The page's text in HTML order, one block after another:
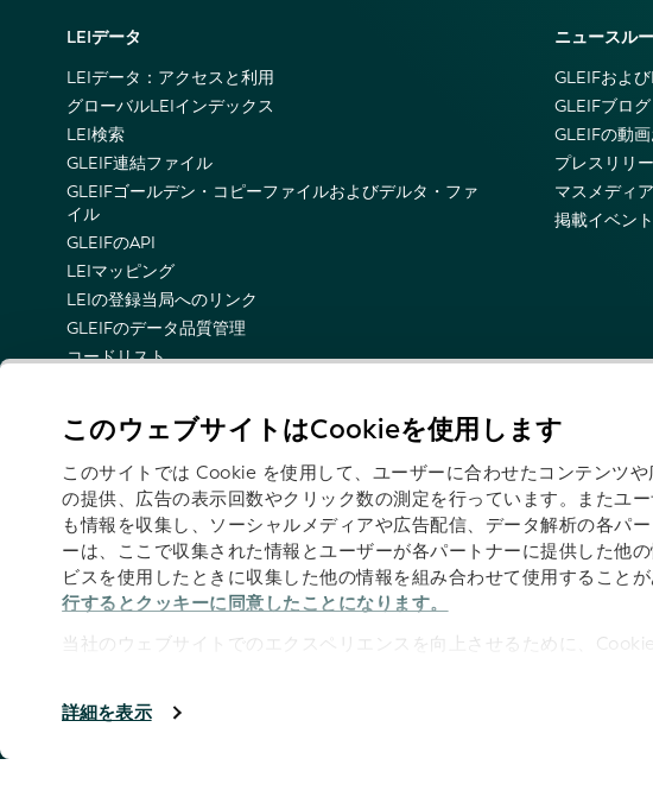
このウェブサイトはCookieを使用します
このサイトでは Cookie を使用して、ユーザーに合わせたコンテンツ
の提供、広告の表示回数やクリック数の測定を行っています。またユ
も情報を収集し、ソーシャルメディアや広告配信、データ解析の各パ
ーは、ここで収集された情報とユーザーが各パートナーに提供した他
ビスを使用したときに収集した他の情報を組み合わせて使用することが
行するとクッキーに同意したことになります。
当社のウェブサイトでのエクスペリエンスを向上させるために、
詳細を表示
LEIデータ
LEIデータ：アクセスと利用
グローバルLEIインデックス
LEI検索
GLEIF連結ファイル
GLEIFゴールデン・コピーファイルおよびデルタ・ファ
イル
GLEIFのAPI
LEIマッピング
LEIの登録当局へのリンク
GLEIFのデータ品質管理
コードリスト
LEIのセマンティック表示
技術的な最新情報の電子メール通知
ニュースル
GLEIFおよ
GLEIFブログ
GLEIFの動
プレスリリ
マスメディ
掲載イベント
フォローする: